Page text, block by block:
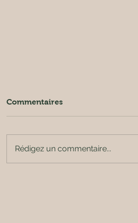
Commentaires
Rédigez un commentaire...